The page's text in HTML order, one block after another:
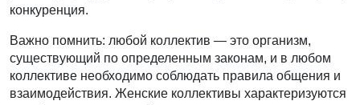
конкуренция.
Важно помнить: любой коллектив — это организм,
существующий по определенным законам, и в любом
коллективе необходимо соблюдать правила общения и
взаимодействия. Женские коллективы характеризуются